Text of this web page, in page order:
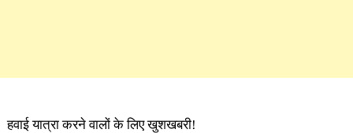
हवाई यात्रा करने वालों के लिए खुशखबरी!